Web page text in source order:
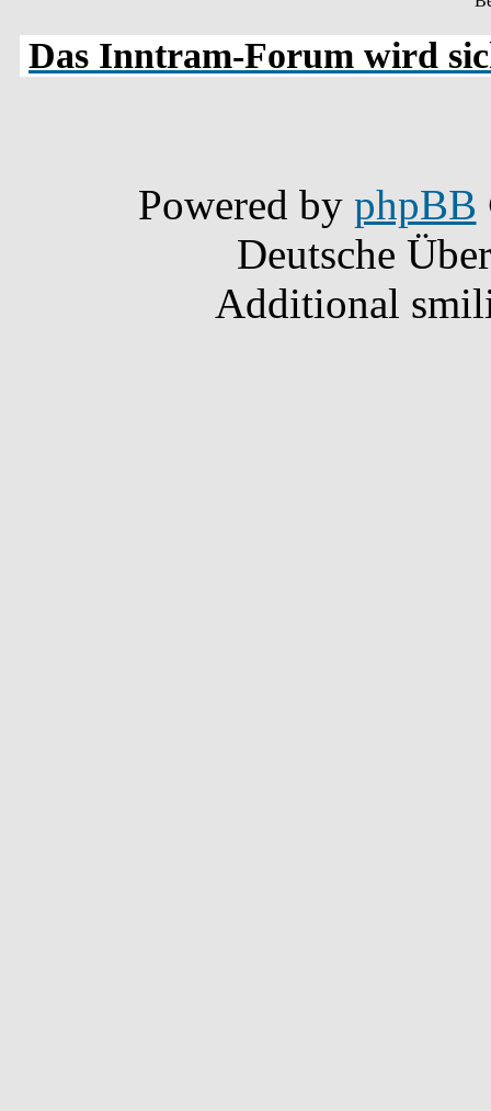
Das Inntram-Forum wird
Powered by phpBB
Deutsche
Additional